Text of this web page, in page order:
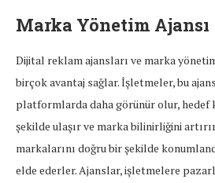
Marka Yönetim Ajansı
Dijital reklam ajansları ve marka
birçok avantaj sağlar. İşletmeler, bu
platformlarda daha görünür olur,
şekilde ulaşır ve marka bilinirliğini
markalarını doğru bir şekilde
elde ederler. Ajanslar, işletmelere